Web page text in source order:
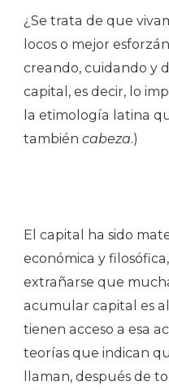
¿Se trata de que
locos o mejor
creando, cuidando y
capital, es decir, lo
la etimología latina
también cabeza.)
El capital ha sido
económica y
extrañarse que
acumular capital es
tienen acceso a esa
teorías que indican
llaman, después de